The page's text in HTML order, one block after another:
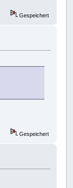
Gespeichert
Gespeichert